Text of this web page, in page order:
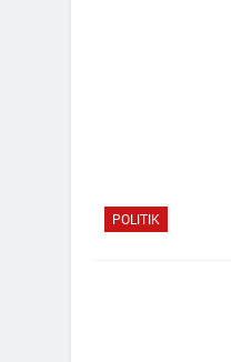
POLITIK